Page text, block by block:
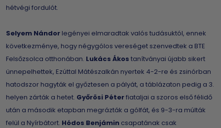
hétvégi fordulót.
Selyem Nándor legényei elmaradtak valós tudásuktól, ennek
következménye, hogy négygólos vereséget szenvedtek a BTE
Felsőzsolca otthonában. Lukács Ákos tanítványai újabb sikert
ünnepelhettek, Ezúttal Mátészalkán nyertek 4-2-re és zsinórban
hatodszor hagyták el győztesen a pályát, a táblázaton pedig a 3.
helyen zárták a hetet. Győrösi Péterfiataljai a szoros első félidő
után a második etapban megrázták a gólfát, és 9-3-ra múlták
felül a Nyírbátort. Hódos Benjámin csapatának csak